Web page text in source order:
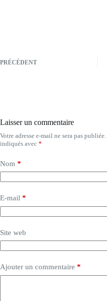
PRÉCÉDENT
Laisser un commentaire
Votre adresse e-mail ne sera pas publiée.
indiqués avec *
Nom *
E-mail *
Site web
Ajouter un commentaire *